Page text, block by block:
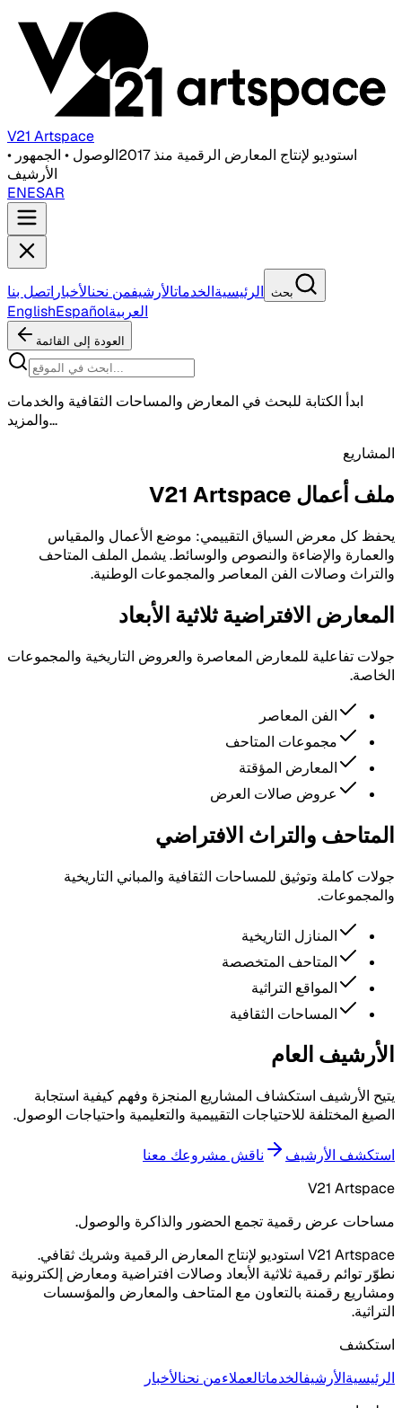
V21 Artspace
استوديو لإنتاج المعارض الرقمية منذ 2017
الوصول • الجمهور •
الأرشيف
ENESAR
الرئيسيةالخدماتالأرشيفمن نحنالأخبار اتصل بنا بحث
EnglishEspañolالعربية
العودة إلى القائمة
ابدأ الكتابة للبحث في المعارض والمساحات الثقافية والخدمات
والمزيد...
المشاريع
ملف أعمال V21 Artspace
يحفظ كل معرض السياق التقييمي: موضع الأعمال والمقياس
والعمارة والإضاءة والنصوص والوسائط. يشمل الملف المتاحف
والتراث وصالات الفن المعاصر والمجموعات الوطنية.
المعارض الافتراضية ثلاثية الأبعاد
جولات تفاعلية للمعارض المعاصرة والعروض التاريخية والمجموعات
الخاصة.
الفن المعاصر
مجموعات المتاحف
المعارض المؤقتة
عروض صالات العرض
المتاحف والتراث الافتراضي
جولات كاملة وتوثيق للمساحات الثقافية والمباني التاريخية
والمجموعات.
المنازل التاريخية
المتاحف المتخصصة
المواقع التراثية
المساحات الثقافية
الأرشيف العام
يتيح الأرشيف استكشاف المشاريع المنجزة وفهم كيفية استجابة
الصيغ المختلفة للاحتياجات التقييمية والتعليمية واحتياجات الوصول.
استكشف الأرشيف
ناقش مشروعك معنا
V21 Artspace
مساحات عرض رقمية تجمع الحضور والذاكرة والوصول.
V21 Artspace استوديو لإنتاج المعارض الرقمية وشريك ثقافي.
نطوّر توائم رقمية ثلاثية الأبعاد وصالات افتراضية ومعارض إلكترونية
ومشاريع رقمنة بالتعاون مع المتاحف والمعارض والمؤسسات
التراثية.
استكشف
الرئيسيةالأرشيفالخدماتالعملاءمن نحنالأخبار